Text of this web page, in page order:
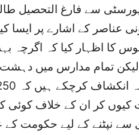
سے فارغ
عناصر کے اشارے پر ایسا
کا اظہار کیا کہ اگرچہ
تمام مدارس میں دہشت
کر ان کے خلاف کوئی
نپٹنے کے لیے حکومت کے